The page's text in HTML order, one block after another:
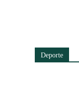
Deporte